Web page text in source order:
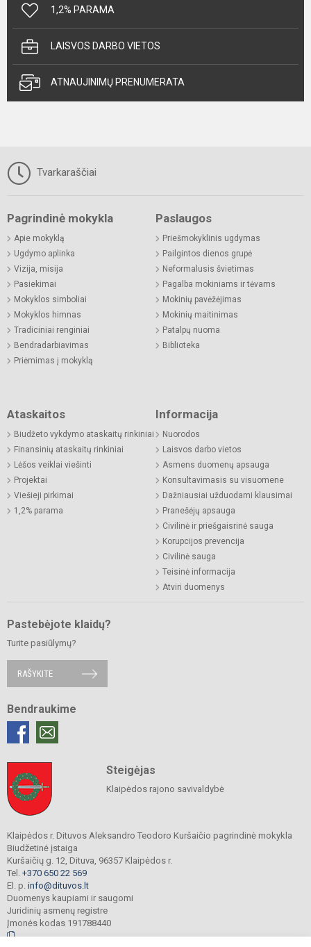
1,2% PARAMA
LAISVOS DARBO VIETOS
ATNAUJINIMŲ PRENUMERATA
Tvarkaraščiai
Pagrindinė mokykla
Apie mokyklą
Ugdymo aplinka
Vizija, misija
Pasiekimai
Mokyklos simboliai
Mokyklos himnas
Tradiciniai renginiai
Bendradarbiavimas
Priėmimas į mokyklą
Paslaugos
Priešmokyklinis ugdymas
Pailgintos dienos grupė
Neformalusis švietimas
Pagalba mokiniams ir tėvams
Mokinių pavėžėjimas
Mokinių maitinimas
Patalpų nuoma
Biblioteka
Ataskaitos
Biudžeto vykdymo ataskaitų rinkiniai
Finansinių ataskaitų rinkiniai
Lėšos veiklai viešinti
Projektai
Viešieji pirkimai
1,2% parama
Informacija
Nuorodos
Laisvos darbo vietos
Asmens duomenų apsauga
Konsultavimasis su visuomene
Dažniausiai užduodami klausimai
Pranešėjų apsauga
Civilinė ir priešgaisrinė sauga
Korupcijos prevencija
Civilinė sauga
Teisinė informacija
Atviri duomenys
Pastebėjote klaidų?
Turite pasiūlymų?
RAŠYKITE
Bendraukime
Steigėjas
Klaipėdos rajono savivaldybė
Klaipėdos r. Dituvos Aleksandro Teodoro Kuršaičio pagrindinė mokykla
Biudžetinė įstaiga
Kuršaičių g. 12, Dituva, 96357 Klaipėdos r.
Tel. +370 650 22 569
El. p. info@dituvos.lt
Duomenys kaupiami ir saugomi
Juridinių asmenų registre
Įmonės kodas 191788440